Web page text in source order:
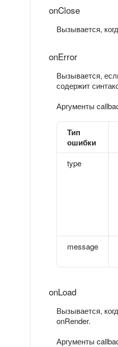
onClose
Вызывается,
onError
Вызывается,
содержит
Аргументы
Тип
ошибки
type
message
onLoad
Вызывается,
onRender.
Аргументы